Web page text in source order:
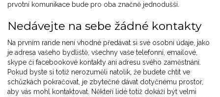
prvotní komunikace bude pro oba značně jednodušší.
Nedávejte na sebe žádné kontakty
Na prvním rande není vhodné předávat si své osobní údaje, jako
je adresa vašeho bydliště, všechny vaše telefonní, emailové,
skype či facebookové kontakty ani adresu svého zaměstnání.
Pokud byste si totiž nerozuměli natolik, že budete chtít ve
schůzkách pokračovat, je zbytečné dávat dotyčnému prostor,
aby vás mohl kontaktovat. Někteří lidé totiž dokáží být velmi